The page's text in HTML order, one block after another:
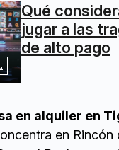
Qué
jugar a las
de alto pago
en alquiler en
en Rincón